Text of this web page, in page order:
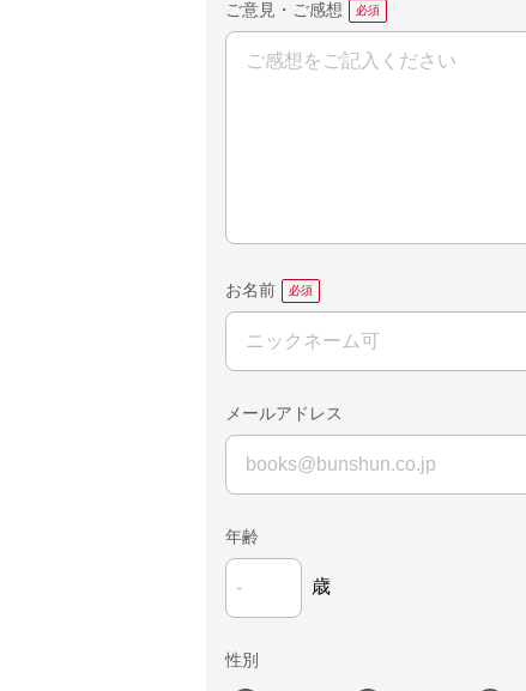
ご意見・ご感想
お名前
メールアドレス
年齢
歳
性別